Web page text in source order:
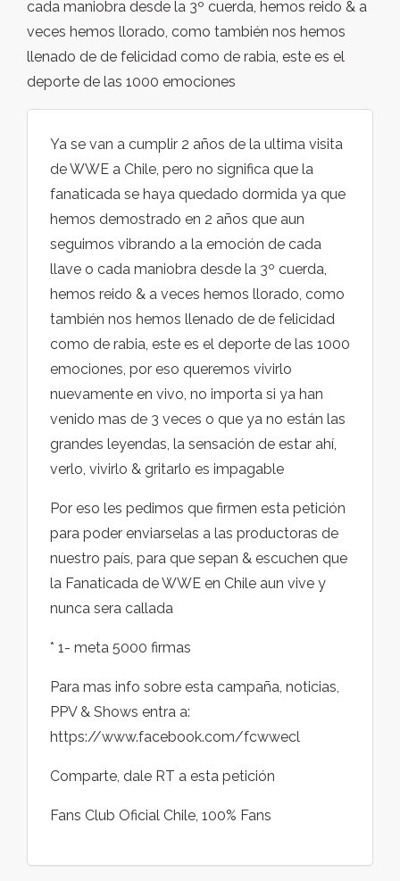
cada maniobra desde la 3º cuerda, hemos reido & a
veces hemos llorado, como también nos hemos
llenado de de felicidad como de rabia, este es el
deporte de las 1000 emociones
Ya se van a cumplir 2 años de la ultima visita
de WWE a Chile, pero no significa que la
fanaticada se haya quedado dormida ya que
hemos demostrado en 2 años que aun
seguimos vibrando a la emoción de cada
llave o cada maniobra desde la 3º cuerda,
hemos reido & a veces hemos llorado, como
también nos hemos llenado de de felicidad
como de rabia, este es el deporte de las 1000
emociones, por eso queremos vivirlo
nuevamente en vivo, no importa si ya han
venido mas de 3 veces o que ya no están las
grandes leyendas, la sensación de estar ahí,
verlo, vivirlo & gritarlo es impagable
Por eso les pedimos que firmen esta petición
para poder enviarselas a las productoras de
nuestro país, para que sepan & escuchen que
la Fanaticada de WWE en Chile aun vive y
nunca sera callada
* 1- meta 5000 firmas
Para mas info sobre esta campaña, noticias,
PPV & Shows entra a:
https://www.facebook.com/fcwwecl
Comparte, dale RT a esta petición
Fans Club Oficial Chile, 100% Fans